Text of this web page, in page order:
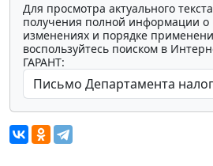
Для просмотра актуального
получения полной информации о
изменениях и порядке
воспользуйтесь поиском в
ГАРАНТ: